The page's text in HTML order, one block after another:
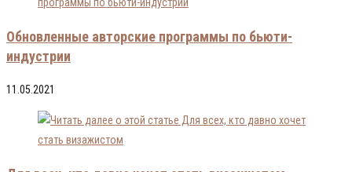
Обновленные авторские программы по бьюти-
индустрии
11.05.2021